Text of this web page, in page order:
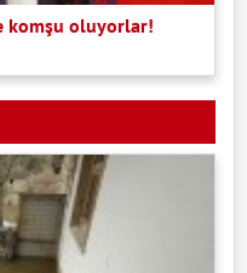
komşu oluyorlar!